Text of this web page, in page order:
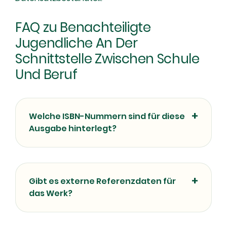
FAQ zu Benachteiligte
Jugendliche An Der
Schnittstelle Zwischen Schule
Und Beruf
Welche ISBN-Nummern sind für diese
Ausgabe hinterlegt?
Gibt es externe Referenzdaten für
das Werk?